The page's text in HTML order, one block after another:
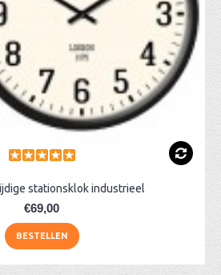
stationsklok industrieel
€69,00
BESTELLEN